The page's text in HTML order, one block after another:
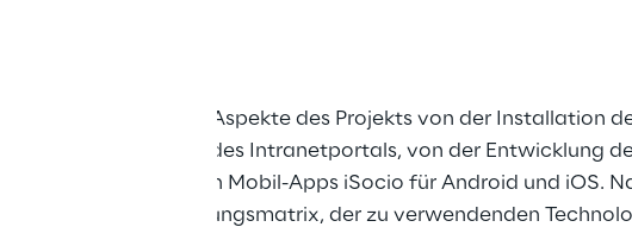
Reply übernahm alle Aspekte des Projekts von der Installation
bis zur Erneuerung des Intranetportals, von der Entwicklung
mit den nativen Mobil-Apps iSocio für Android und iOS.
genannten Anwendungsmatrix, der zu verwendenden